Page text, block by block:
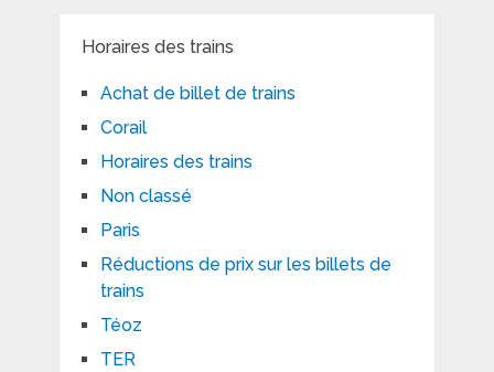
Horaires des trains
Achat de billet de trains
Corail
Horaires des trains
Non classé
Paris
Réductions de prix sur les billets de
trains
Téoz
TER